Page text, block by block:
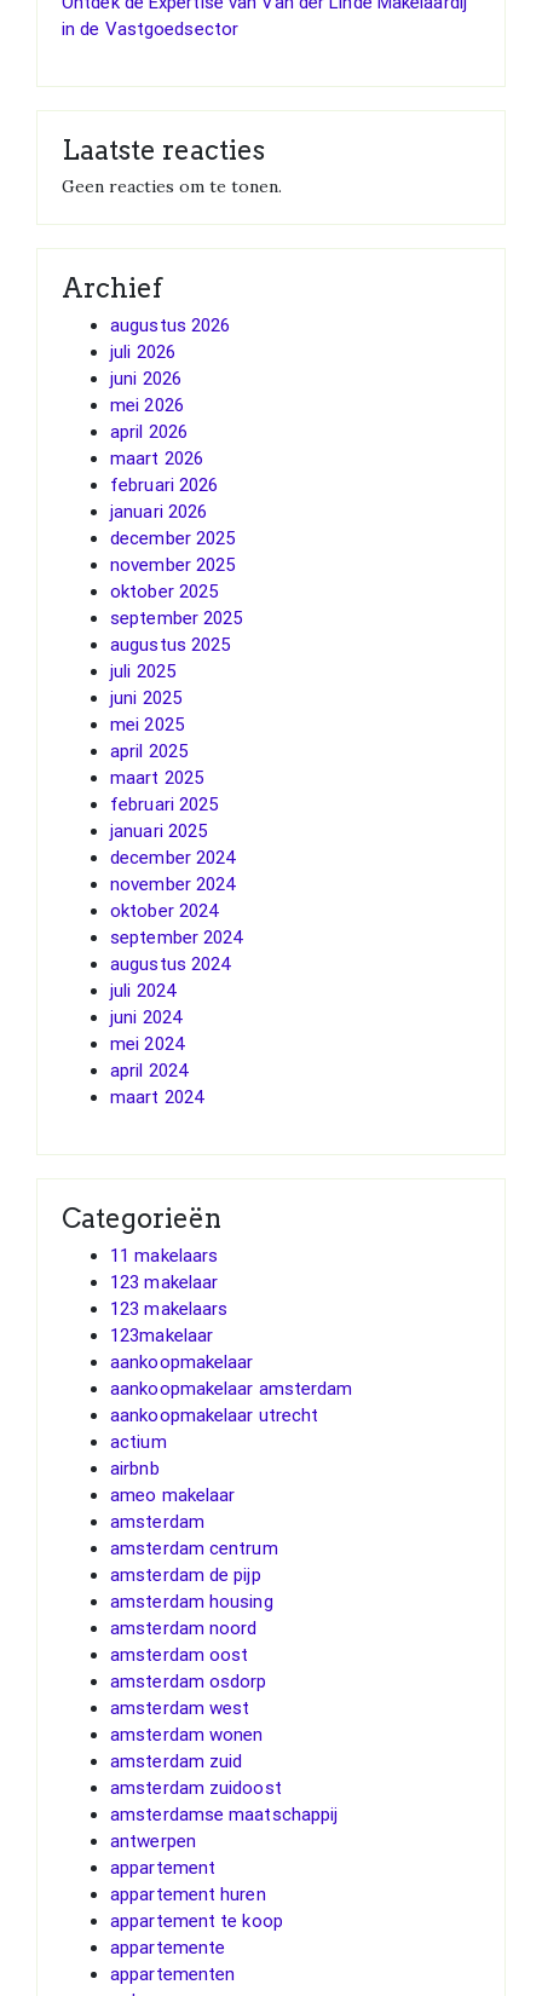
in de Vastgoedsector
Laatste reacties
Geen reacties om te tonen.
Archief
augustus 2026
juli 2026
juni 2026
mei 2026
april 2026
maart 2026
februari 2026
januari 2026
december 2025
november 2025
oktober 2025
september 2025
augustus 2025
juli 2025
juni 2025
mei 2025
april 2025
maart 2025
februari 2025
januari 2025
december 2024
november 2024
oktober 2024
september 2024
augustus 2024
juli 2024
juni 2024
mei 2024
april 2024
maart 2024
Categorieën
11 makelaars
123 makelaar
123 makelaars
123makelaar
aankoopmakelaar
aankoopmakelaar amsterdam
aankoopmakelaar utrecht
actium
airbnb
ameo makelaar
amsterdam
amsterdam centrum
amsterdam de pijp
amsterdam housing
amsterdam noord
amsterdam oost
amsterdam osdorp
amsterdam west
amsterdam wonen
amsterdam zuid
amsterdam zuidoost
amsterdamse maatschappij
antwerpen
appartement
appartement huren
appartement te koop
appartemente
appartementen